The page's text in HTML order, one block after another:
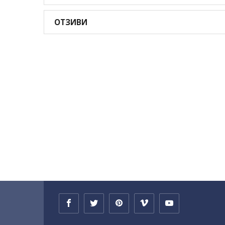
ОТЗИВИ